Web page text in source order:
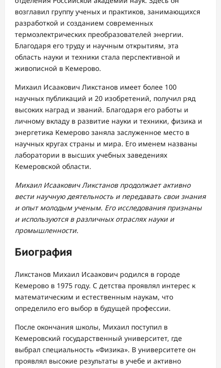
возглавил группу ученых и практиков, занимающихся
разработкой и созданием современных
термоэлектрических преобразователей энергии.
Благодаря его труду и научным открытиям, эта
область науки и техники стала перспективной и
живописной в Кемерово.
Михаил Исаакович Ликстанов имеет более 100
научных публикаций и 20 изобретений, получил ряд
высоких наград и званий. Благодаря его работы и
личному вкладу в развитие науки и техники, физика и
энергетика Кемерово заняла заслуженное место в
научных кругах страны и мира. Его именем названы
лаборатории в высших учебных заведениях
Кемеровской области.
Михаил Исаакович Ликстанов продолжает активно
вести научную деятельность и передавать свои знания
и опыт молодым ученым. Его исследования признаны
и используются в различных отраслях науки и
промышленности.
Биография
Ликстанов Михаил Исаакович родился в городе
Кемерово в 1975 году. С детства проявлял интерес к
математическим и естественным наукам, что
определило его выбор в будущей профессии.
После окончания школы, Михаил поступил в
Кемеровский государственный университет, где
выбрал специальность «Физика». В университете он
проявлял высокие результаты в учебе и активно